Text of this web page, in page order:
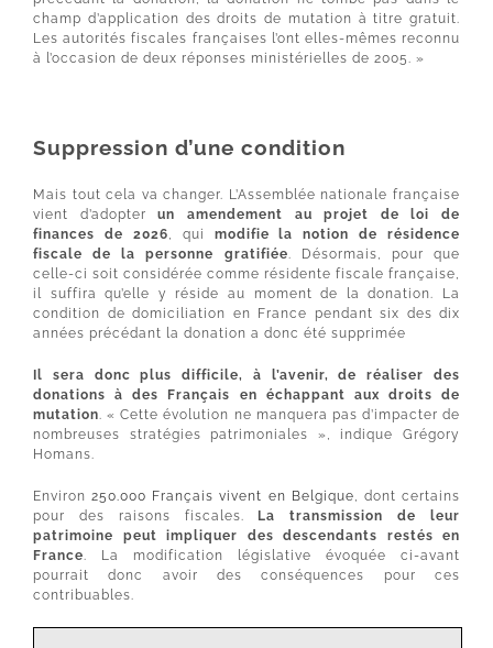
champ d’application des droits de mutation à titre gratuit.
Les autorités fiscales françaises l’ont elles-mêmes reconnu
à l’occasion de deux réponses ministérielles de 2005. »
Suppression d’une condition
Mais tout cela va changer. L’Assemblée nationale française
vient d’adopterun amendement au projet de loi de
finances de 2026, qui modifie la notion de résidence
fiscale de la personne gratifiée. Désormais, pour que
celle-ci soit considérée comme résidente fiscale française,
il suffira qu’elle y réside au moment de la donation. La
condition de domiciliation en France pendant six des dix
années précédant la donation a donc été supprimée
Il sera donc plus difficile, à l’avenir, de réaliser des
donations à des Français en échappant aux droits de
mutation. « Cette évolution ne manquera pas d’impacter de
nombreuses stratégies patrimoniales », indique Grégory
Homans.
Environ250.000 Français vivent en Belgique, dont certains
pour des raisons fiscales.
La transmission de leur
patrimoine peut impliquer des descendants restés en
France. La modification législative évoquée ci-avant
pourrait donc avoir des conséquences pour ces
contribuables.